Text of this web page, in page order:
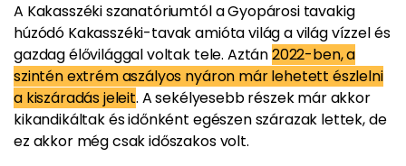
A Kakasszéki szanatóriumtól a Gyopárosi tavakig
húzódó Kakasszéki-tavak amióta világ a világ vízzel és
gazdag élővilággal voltak tele. Aztán2022-ben, a
szintén extrém aszályos nyáron már lehetett észlelni
a kiszáradás jeleit. A sekélyesebb részek már akkor
kikandikáltak és időnként egészen szárazak lettek, de
ez akkor még csak időszakos volt.